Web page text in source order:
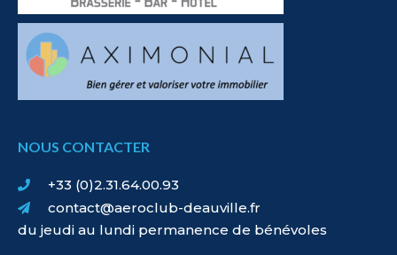
NOUS CONTACTER
+33 (0)2.31.64.00.93
contact@aeroclub-deauville.fr
du jeudi au lundi permanence de bénévoles